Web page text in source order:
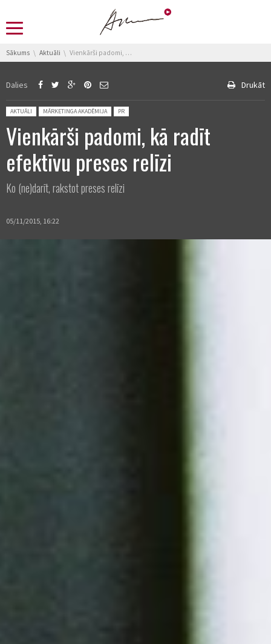
You are here:
Sākums Aktuāli Vienkārši padomi, kā radīt efektīvu preses relīzi
Dalies Drukāt
Posted in:
AKTUĀLI MĀRKETINGA AKADĒMIJA PR
Vienkārši padomi, kā radīt
efektīvu preses relīzi
Ko (ne)darīt, rakstot preses relīzi
05/11/2015, 16:22